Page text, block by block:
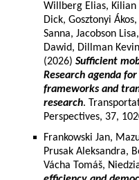
Willberg Elias,
Dick, Gosztonyi
Sanna, Jacobson
Dawid, Dillman
(2026) Sufficient
Research agenda
frameworks and
research.
Perspectives, 37,
Frankowski Jan,
Prusak Aleksandra,
Vácha Tomáš,